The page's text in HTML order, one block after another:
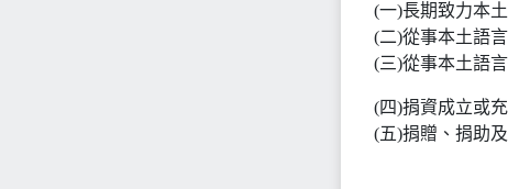
(一)長期致力本
(二)從事本土語
(三)從事本土語
(四)捐資成立或
(五)捐贈、捐助